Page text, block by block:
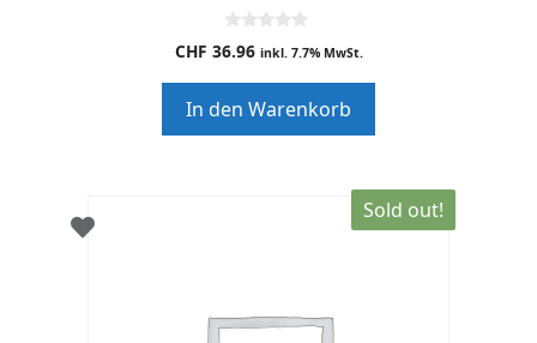
0
o
o
f
5
CHF 36.96 inkl. 7.7% MwSt.
In den Warenkorb
Sold out!